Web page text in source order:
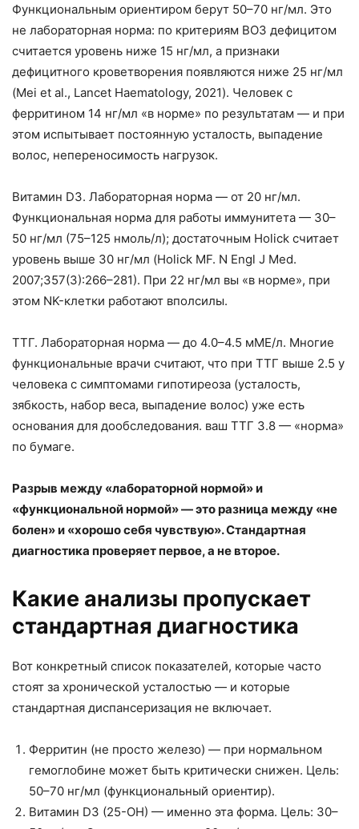
Функциональным ориентиром берут 50–70 нг/мл. Это
не лабораторная норма: по критериям ВОЗ дефицитом
считается уровень ниже 15 нг/мл, а признаки
дефицитного кроветворения появляются ниже 25 нг/мл
(Mei et al., Lancet Haematology, 2021). Человек с
ферритином 14 нг/мл «в норме» по результатам — и при
этом испытывает постоянную усталость, выпадение
волос, непереносимость нагрузок.
Витамин D3. Лабораторная норма — от 20 нг/мл.
Функциональная норма для работы иммунитета — 30–
50 нг/мл (75–125 нмоль/л); достаточным Holick считает
уровень выше 30 нг/мл (Holick MF. N Engl J Med.
2007;357(3):266–281). При 22 нг/мл вы «в норме», при
этом NK-клетки работают вполсилы.
ТТГ. Лабораторная норма — до 4.0–4.5 мМЕ/л. Многие
функциональные врачи считают, что при ТТГ выше 2.5 у
человека с симптомами гипотиреоза (усталость,
зябкость, набор веса, выпадение волос) уже есть
основания для дообследования. ваш ТТГ 3.8 — «норма»
по бумаге.
Разрыв между «лабораторной нормой» и
«функциональной нормой» — это разница между «не
болен» и «хорошо себя чувствую». Стандартная
диагностика проверяет первое, а не второе.
Какие анализы пропускает
стандартная диагностика
Вот конкретный список показателей, которые часто
стоят за хронической усталостью — и которые
стандартная диспансеризация не включает.
Ферритин (не просто железо) — при нормальном
гемоглобине может быть критически снижен. Цель:
50–70 нг/мл (функциональный ориентир).
Витамин D3 (25-OH) — именно эта форма. Цель: 30–